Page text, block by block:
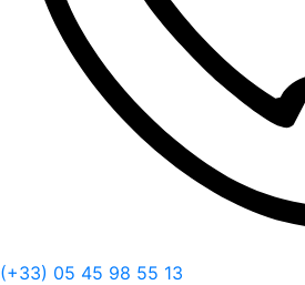
(+33) 05 45 98 55 13